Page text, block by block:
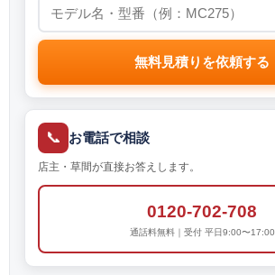
無料見積りを依頼する
📞 お電話で相談
店主・草間が直接お答えします。
0120-702-708
通話料無料｜受付 平日9:00〜17:00